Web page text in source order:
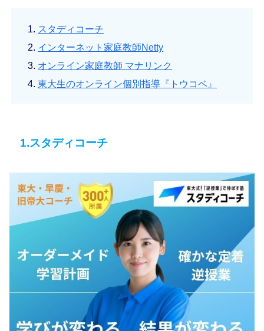
スタディコーチ
インターネット家庭教師Netty
オンライン家庭教師 マナリンク
東大生のオンライン個別指導『トウコベ』
1.スタディコーチ